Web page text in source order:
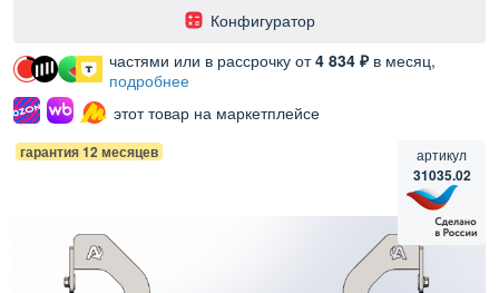
гарантия 12 месяцев артикул
31035.02
частями или в рассрочку от4 834 ₽в месяц,
подробнее
этот товар на маркетплейсе
️Конфигуратор